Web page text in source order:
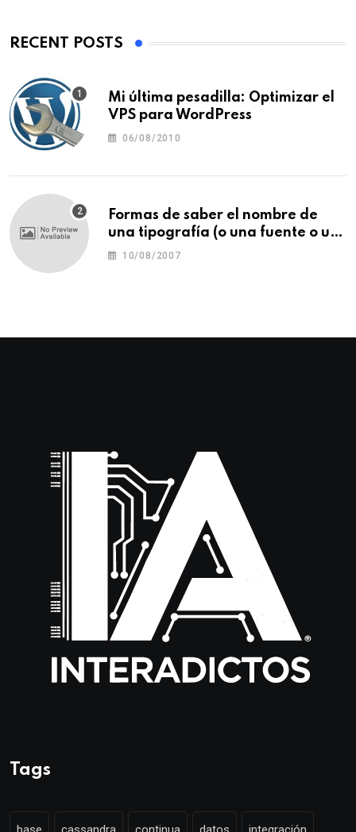
RECENT POSTS
Mi última pesadilla: Optimizar el
VPS para WordPress
06/08/2010
Formas de saber el nombre de
una tipografía (o una fuente o un
tipo de letra)
10/08/2007
Tags